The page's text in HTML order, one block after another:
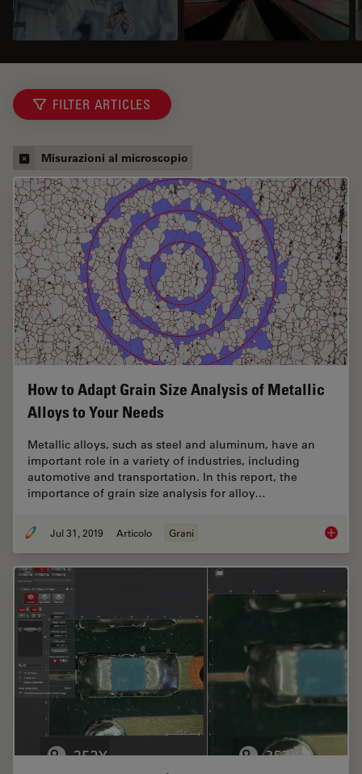
FILTER ARTICLES
Misurazioni al microscopio
How to Adapt Grain Size Analysis of Metallic
Alloys to Your Needs
Metallic alloys, such as steel and aluminum, have an
important role in a variety of industries, including
automotive and transportation. In this report, the
importance of grain size analysis for alloy…
Jul 31, 2019 Articolo Grani How to